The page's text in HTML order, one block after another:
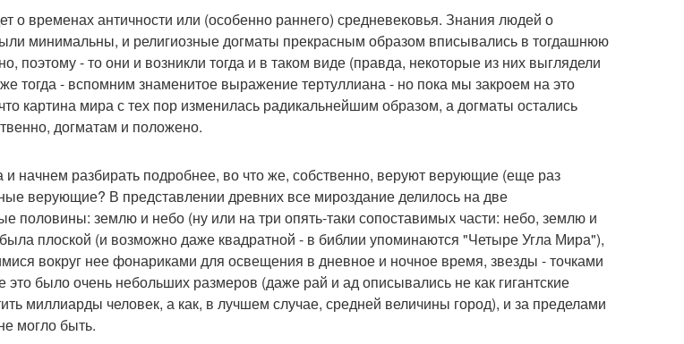
о временах античности или (особенно раннего) средневековья. Знания людей о
минимальны, и религиозные догматы прекрасным образом вписывались в тогдашнюю
поэтому - то они и возникли тогда и в таком виде (правда, некоторые из них выглядели
тогда - вспомним знаменитое выражение тертуллиана - но пока мы закроем на это
картина мира с тех пор изменилась радикальнейшим образом, а догматы остались
догматам и положено.
и начнем разбирать подробнее, во что же, собственно, веруют верующие (еще раз
верующие? В представлении древних все мироздание делилось на две
половины: землю и небо (ну или на три опять-таки сопоставимых части: небо, землю и
плоской (и возможно даже квадратной - в библии упоминаются "Четыре Угла Мира"),
вокруг нее фонариками для освещения в дневное и ночное время, звезды - точками
это было очень небольших размеров (даже рай и ад описывались не как гигантские
миллиарды человек, а как, в лучшем случае, средней величины город), и за пределами
могло быть.